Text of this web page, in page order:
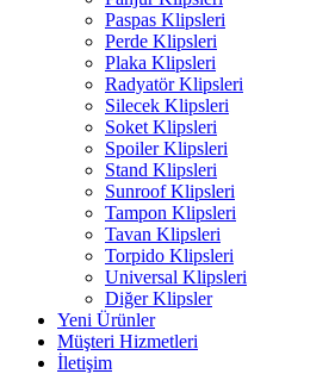
Paspas Klipsleri
Perde Klipsleri
Plaka Klipsleri
Radyatör Klipsleri
Silecek Klipsleri
Soket Klipsleri
Spoiler Klipsleri
Stand Klipsleri
Sunroof Klipsleri
Tampon Klipsleri
Tavan Klipsleri
Torpido Klipsleri
Universal Klipsleri
Diğer Klipsler
Yeni Ürünler
Müşteri Hizmetleri
İletişim